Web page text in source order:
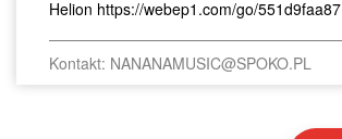
Helion https://webep1.com/go/551d9faa87
Kontakt: NANANAMUSIC@SPOKO.PL